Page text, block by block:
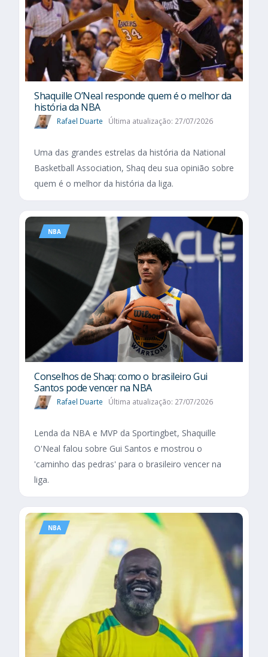
Shaquille O’Neal responde quem é o melhor da
história da NBA
Rafael Duarte Última atualização: 27/07/2026
Uma das grandes estrelas da história da National
Basketball Association, Shaq deu sua opinião sobre
quem é o melhor da história da liga.
NBA
Conselhos de Shaq: como o brasileiro Gui
Santos pode vencer na NBA
Rafael Duarte Última atualização: 27/07/2026
Lenda da NBA e MVP da Sportingbet, Shaquille
O'Neal falou sobre Gui Santos e mostrou o
'caminho das pedras' para o brasileiro vencer na
liga.
NBA